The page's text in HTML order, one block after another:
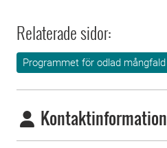
Relaterade sidor:
Programmet för odlad mångfald
Kontaktinformation